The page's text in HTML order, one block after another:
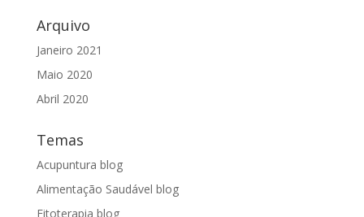
Arquivo
Janeiro 2021
Maio 2020
Abril 2020
Temas
Acupuntura blog
Alimentação Saudável blog
Fitoterapia blog